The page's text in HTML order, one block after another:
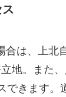
合は、上北
地。また
できます。